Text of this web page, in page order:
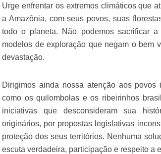
Urge enfrentar os extremos climáticos que
a Amazônia, com seus povos, suas
todo o planeta. Não podemos sacrificar
modelos de exploração que negam o bem
devastação.
Dirigimos ainda nossa atenção aos povos
como os quilombolas e os ribeirinhos
iniciativas que desconsideram sua
originários, por propostas legislativas
proteção dos seus territórios. Nenhuma
escuta verdadeira, participação e respeito a